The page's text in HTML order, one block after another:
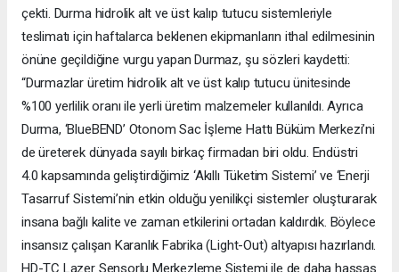
çekti. Durma hidrolik alt ve üst kalıp tutucu sistemleriyle
teslimatı için haftalarca beklenen ekipmanların ithal edilmesinin
önüne geçildiğine vurgu yapan Durmaz, şu sözleri kaydetti:
“Durmazlar üretim hidrolik alt ve üst kalıp tutucu ünitesinde
%100 yerlilik oranı ile yerli üretim malzemeler kullanıldı. Ayrıca
Durma, ‘BlueBEND’ Otonom Sac İşleme Hattı Büküm Merkezi’ni
de üreterek dünyada sayılı birkaç firmadan biri oldu. Endüstri
4.0 kapsamında geliştirdiğimiz ‘Akıllı Tüketim Sistemi’ ve ‘Enerji
Tasarruf Sistemi’nin etkin olduğu yenilikçi sistemler oluşturarak
insana bağlı kalite ve zaman etkilerini ortadan kaldırdık. Böylece
insansız çalışan Karanlık Fabrika (Light-Out) altyapısı hazırlandı.
HD-TC Lazer Sensorlu Merkezleme Sistemi ile de daha hassas